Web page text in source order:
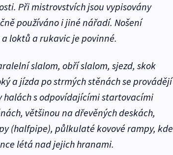
Při mistrovstvích jsou vypisovány
používáno i jiné nářadí. Nošení
loktů a rukavic je povinné.
slalom, obří slalom, sjezd, skok
a jízda po strmých stěnách se provádějí
halách s odpovídajícími startovacími
většinou na dřevěných deskách,
(halfpipe), půlkulaté kovové rampy, kde
létá nad jejich hranami.